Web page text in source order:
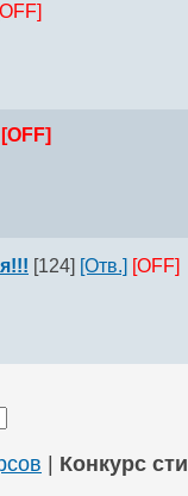
[OFF]
[124] [Отв.] [OFF]
Конкурс